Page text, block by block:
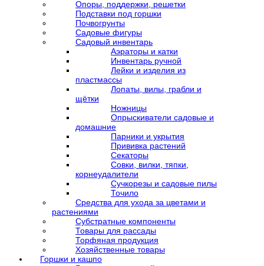
Опоры, поддержки, решетки
Подставки под горшки
Почвогрунты
Садовые фигуры
Садовый инвентарь
Аэраторы и катки
Инвентарь ручной
Лейки и изделия из
пластмассы
Лопаты, вилы, грабли и
щётки
Ножницы
Опрыскиватели садовые и
домашние
Парники и укрытия
Прививка растений
Секаторы
Совки, вилки, тяпки,
корнеудалители
Сучкорезы и садовые пилы
Точило
Средства для ухода за цветами и
растениями
Субстратные компоненты
Товары для рассады
Торфяная продукция
Хозяйственные товары
Горшки и кашпо